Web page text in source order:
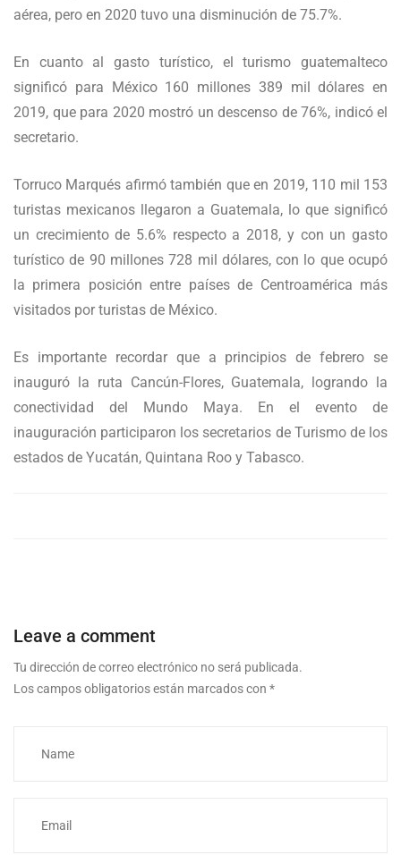
aérea, pero en 2020 tuvo una disminución de 75.7%.
En cuanto al gasto turístico, el turismo guatemalteco
significó para México 160 millones 389 mil dólares en
2019, que para 2020 mostró un descenso de 76%, indicó el
secretario.
Torruco Marqués afirmó también que en 2019, 110 mil 153
turistas mexicanos llegaron a Guatemala, lo que significó
un crecimiento de 5.6% respecto a 2018, y con un gasto
turístico de 90 millones 728 mil dólares, con lo que ocupó
la primera posición entre países de Centroamérica más
visitados por turistas de México.
Es importante recordar que a principios de febrero se
inauguró la ruta Cancún-Flores, Guatemala, logrando la
conectividad del Mundo Maya. En el evento de
inauguración participaron los secretarios de Turismo de los
estados de Yucatán, Quintana Roo y Tabasco.
Leave a comment
Tu dirección de correo electrónico no será publicada.
Los campos obligatorios están marcados con *